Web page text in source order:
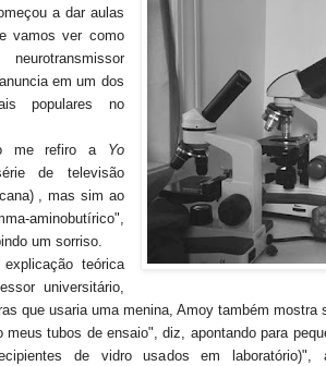
a dar aulas
vamos ver como
em um dos
populares no
me refiro a Yo
de televisão
, mas sim ao
um sorriso.
teórica
universitário,
que usaria uma menina, Amoy também mostra
meus tubos de ensaio", diz, apontando para
de vidro usados em laboratório)",